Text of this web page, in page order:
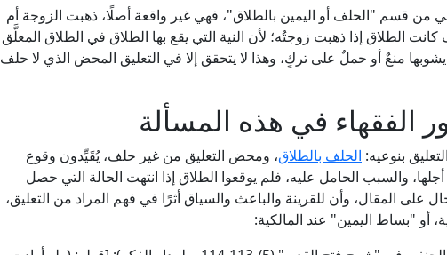
من قسم "الحلف أو اليمين بالطلاق"، فهي غير واقعة أصلًا، ذهبت الزوجة أم
كانت الطلاق إذا ذهبت زوجتُه؛ لأن النية التي يقع بها الطلاق في الطلاق المعلَّق
يشوبها منعٌ أو حملٌ على تركٍ، وهذا لا يتحقق إلا في التعليق المحض الذي لا حلف
الفقهاء في هذه المسألة
بنوعيه: الحلف بالطلاق، ومحض التعليق من غير حلف، يُقَيِّدون وقوع
والسبب الحامل عليه، فلم يوقعوا الطلاق إذا انتهت الحالة التي حصل
على المقال، وأن للقرينة والباعث والسياق أثرًا في فهم المراد من التعليق،
أو "بساط اليمين" عند المالكية: